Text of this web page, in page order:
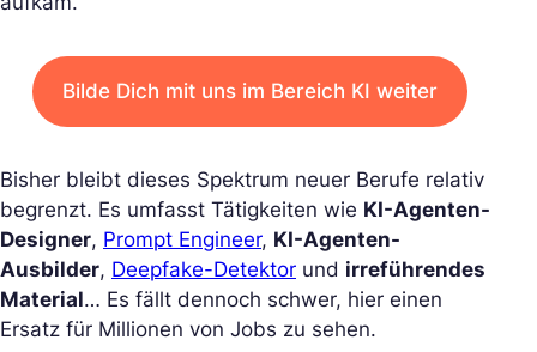
Bilde Dich mit uns im Bereich KI weiter
Bisher bleibt dieses Spektrum neuer Berufe relativ
begrenzt. Es umfasst Tätigkeiten wie KI-Agenten-
Designer, Prompt Engineer, KI-Agenten-
Ausbilder, Deepfake-Detektor und irreführendes
Material… Es fällt dennoch schwer, hier einen
Ersatz für Millionen von Jobs zu sehen.